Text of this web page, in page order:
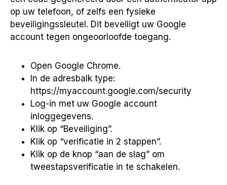
op uw telefoon, of zelfs een fysieke
beveiligingssleutel. Dit beveiligt uw Google
account tegen ongeoorloofde toegang.
Open Google Chrome.
In de adresbalk type:
https://myaccount.google.com/security
Log-in met uw Google account
inloggegevens.
Klik op “Beveiliging”.
Klik op “verificatie in 2 stappen”.
Klik op de knop “aan de slag” om
tweestapsverificatie in te schakelen.